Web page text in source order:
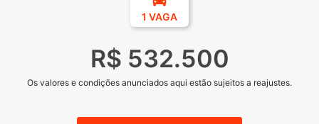
1 VAGA
R$ 532.500
Os valores e condições anunciados aqui estão sujeitos a reajustes.